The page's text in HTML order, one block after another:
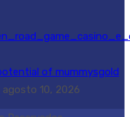
of mummysgold
agosto 10, 2026